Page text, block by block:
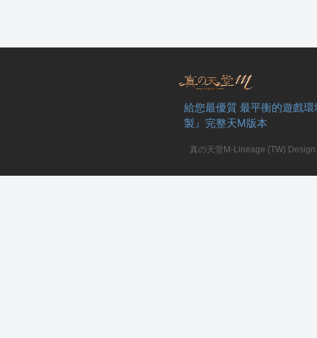
給您最優質 最平衡的遊戲
製』完整天M版本
真の天堂M-Lineage (TW)